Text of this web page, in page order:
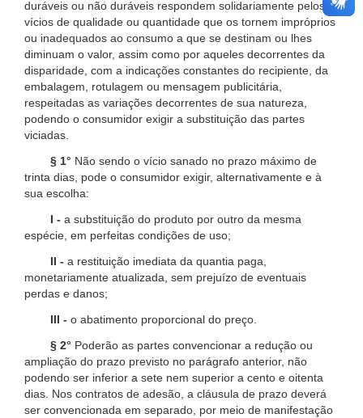
duráveis ou não duráveis respondem solidariamente pelos
vícios de qualidade ou quantidade que os tornem impróprios
ou inadequados ao consumo a que se destinam ou lhes
diminuam o valor, assim como por aqueles decorrentes da
disparidade, com a indicações constantes do recipiente, da
embalagem, rotulagem ou mensagem publicitária,
respeitadas as variações decorrentes de sua natureza,
podendo o consumidor exigir a substituição das partes
viciadas.
§ 1° Não sendo o vício sanado no prazo máximo de
trinta dias, pode o consumidor exigir, alternativamente e à
sua escolha:
I - a substituição do produto por outro da mesma
espécie, em perfeitas condições de uso;
II - a restituição imediata da quantia paga,
monetariamente atualizada, sem prejuízo de eventuais
perdas e danos;
III - o abatimento proporcional do preço.
§ 2° Poderão as partes convencionar a redução ou
ampliação do prazo previsto no parágrafo anterior, não
podendo ser inferior a sete nem superior a cento e oitenta
dias. Nos contratos de adesão, a cláusula de prazo deverá
ser convencionada em separado, por meio de manifestação